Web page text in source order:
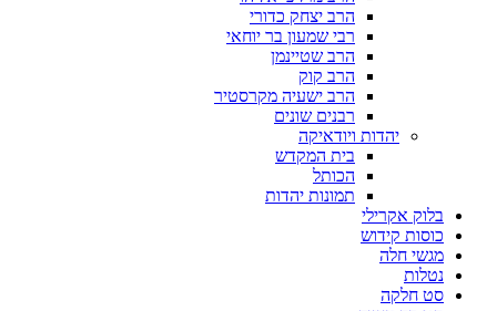
הרב יצחק כדורי
רבי שמעון בר יוחאי
הרב שטיינמן
הרב קוק
הרב ישעיה מקרסטיר
רבנים שונים
יהדות ויודאיקה
בית המקדש
הכותל
תמונות יהדות
בלוק אקרילי
כוסות קידוש
מגשי חלה
נטלות
סט חלקה